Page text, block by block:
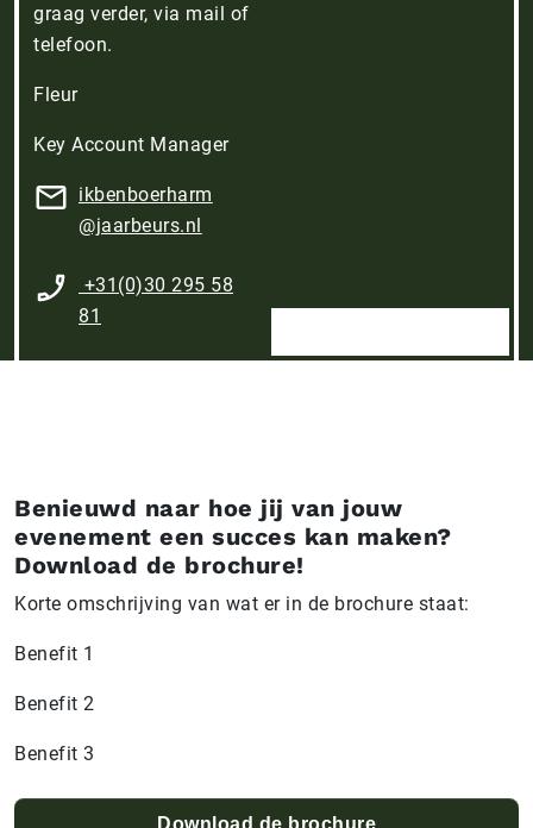
graag verder, via mail of
telefoon.
Fleur
Key Account Manager
ikbenboerharm​
@jaarbeurs.nl
+31(0)30 295 58
81
Benieuwd naar hoe jij van jouw
evenement een succes kan maken?
Download de brochure!
Korte omschrijving van wat er in de brochure staat:
Benefit 1
Benefit 2
Benefit 3
Download de brochure